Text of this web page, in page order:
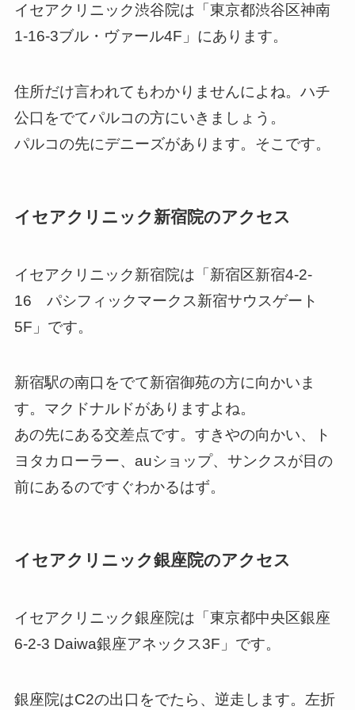
イセアクリニック渋谷院は「東京都渋谷区神南
1-16-3ブル・ヴァール4F」にあります。
住所だけ言われてもわかりませんによね。ハチ
公口をでてパルコの方にいきましょう。
パルコの先にデニーズがあります。そこです。
イセアクリニック新宿院のアクセス
イセアクリニック新宿院は「新宿区新宿4-2-
16 パシフィックマークス新宿サウスゲート
5F」です。
新宿駅の南口をでて新宿御苑の方に向かいま
す。マクドナルドがありますよね。
あの先にある交差点です。すきやの向かい、ト
ヨタカローラー、auショップ、サンクスが目の
前にあるのですぐわかるはず。
イセアクリニック銀座院のアクセス
イセアクリニック銀座院は「東京都中央区銀座
6-2-3 Daiwa銀座アネックス3F」です。
銀座院はC2の出口をでたら、逆走します。左折